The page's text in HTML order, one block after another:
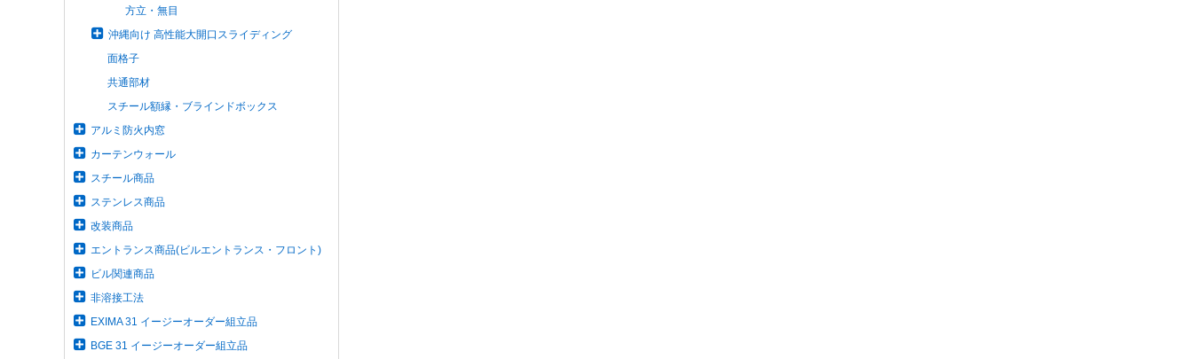
方立・無目
沖縄向け 高性能大開口スライディング
面格子
共通部材
スチール額縁・ブラインドボックス
アルミ防火内窓
カーテンウォール
スチール商品
ステンレス商品
改装商品
エントランス商品(ビルエントランス・フロント)
ビル関連商品
非溶接工法
EXIMA 31 イージーオーダー組立品
BGE 31 イージーオーダー組立品